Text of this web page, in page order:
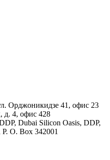
Орджоникидзе 41, офис 23
д. 4, офис 428
Dubai Silicon Oasis, DDP,
O. Box 342001